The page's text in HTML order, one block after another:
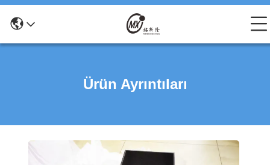
Ürün Ayrıntıları